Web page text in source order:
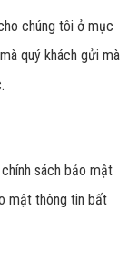
chúng tôi ở mục
quý khách gửi mà
sách bảo mật
mật thông tin bất